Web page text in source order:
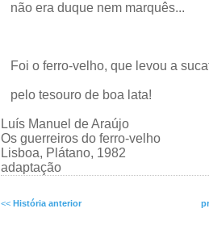
não era duque nem marquês...
Foi o ferro-velho, que levou a
pelo tesouro de boa lata!
Luís Manuel de Araújo
Os guerreiros do ferro-velho
Lisboa, Plátano, 1982
adaptação
<< História anterior